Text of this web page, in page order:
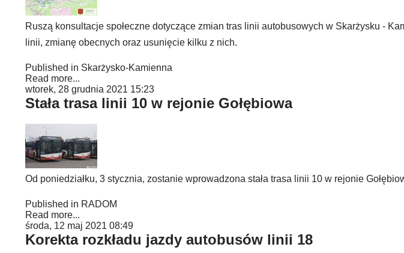
Ruszą konsultacje społeczne dotyczące zmian tras linii autobusowych w Skarżysku -
linii, zmianę obecnych oraz usunięcie kilku z nich.
Published in Skarżysko-Kamienna
Read more...
wtorek, 28 grudnia 2021 15:23
Stała trasa linii 10 w rejonie Gołębiowa
Od poniedziałku, 3 stycznia, zostanie wprowadzona stała trasa linii 10 w rejonie
Published in RADOM
Read more...
środa, 12 maj 2021 08:49
Korekta rozkładu jazdy autobusów linii 18